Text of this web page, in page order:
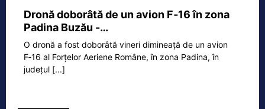
Dronă doborâtă de un avion F‑16 în zona
Padina Buzău -…
O dronă a fost doborâtă vineri dimineață de un avion
F‑16 al Forțelor Aeriene Române, în zona Padina, în
județul [...]